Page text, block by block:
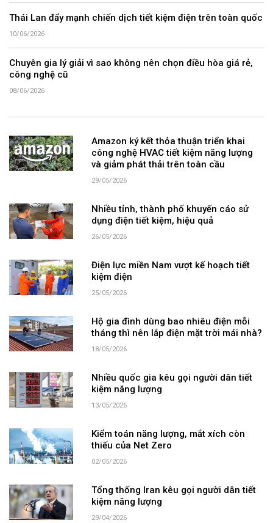
Thái Lan đẩy mạnh chiến dịch tiết kiệm điện trên toàn quốc
10/06/2026
Chuyên gia lý giải vì sao không nên chọn điều hòa giá rẻ,
công nghệ cũ
08/06/2026
Amazon ký kết thỏa thuận triển khai
công nghệ HVAC tiết kiệm năng lượng
và giảm phát thải trên toàn cầu
29/05/2026
Nhiều tỉnh, thành phố khuyến cáo sử
dụng điện tiết kiệm, hiệu quả
26/05/2026
Điện lực miền Nam vượt kế hoạch tiết
kiệm điện
25/05/2026
Hộ gia đình dùng bao nhiêu điện mỗi
tháng thì nên lắp điện mặt trời mái nhà?
18/05/2026
Nhiều quốc gia kêu gọi người dân tiết
kiệm năng lượng
13/05/2026
Kiểm toán năng lượng, mắt xích còn
thiếu của Net Zero
02/05/2026
Tổng thống Iran kêu gọi người dân tiết
kiệm năng lượng
29/04/2026